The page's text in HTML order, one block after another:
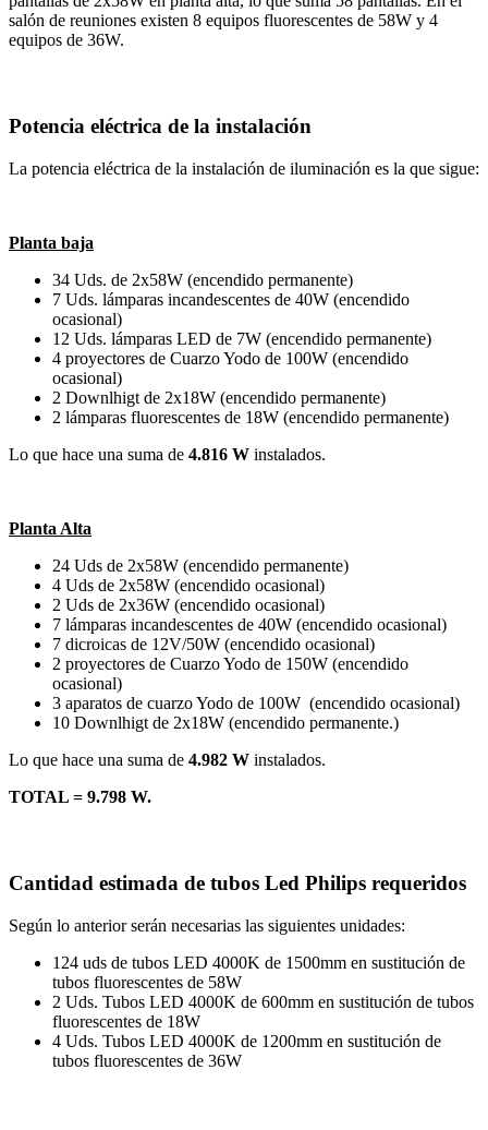
salón de reuniones existen 8 equipos fluorescentes de 58W y 4
equipos de 36W.
Potencia eléctrica de la instalación
La potencia eléctrica de la instalación de iluminación es la que sigue:
Planta baja
34 Uds. de 2x58W (encendido permanente)
7 Uds. lámparas incandescentes de 40W (encendido
ocasional)
12 Uds. lámparas LED de 7W (encendido permanente)
4 proyectores de Cuarzo Yodo de 100W (encendido
ocasional)
2 Downlhigt de 2x18W (encendido permanente)
2 lámparas fluorescentes de 18W (encendido permanente)
Lo que hace una suma de 4.816 W instalados.
Planta Alta
24 Uds de 2x58W (encendido permanente)
4 Uds de 2x58W (encendido ocasional)
2 Uds de 2x36W (encendido ocasional)
7 lámparas incandescentes de 40W (encendido ocasional)
7 dicroicas de 12V/50W (encendido ocasional)
2 proyectores de Cuarzo Yodo de 150W (encendido
ocasional)
3 aparatos de cuarzo Yodo de 100W (encendido ocasional)
10 Downlhigt de 2x18W (encendido permanente.)
Lo que hace una suma de 4.982 W instalados.
TOTAL = 9.798 W.
Cantidad estimada de tubos Led Philips requeridos
Según lo anterior serán necesarias las siguientes unidades:
124 uds de tubos LED 4000K de 1500mm en sustitución de
tubos fluorescentes de 58W
2 Uds. Tubos LED 4000K de 600mm en sustitución de tubos
fluorescentes de 18W
4 Uds. Tubos LED 4000K de 1200mm en sustitución de
tubos fluorescentes de 36W